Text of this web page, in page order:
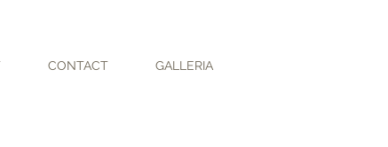
CONTACT GALLERIA